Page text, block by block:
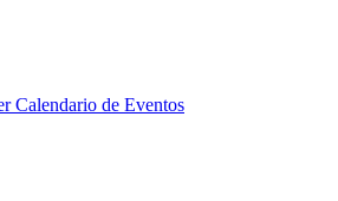
Calendario de Eventos